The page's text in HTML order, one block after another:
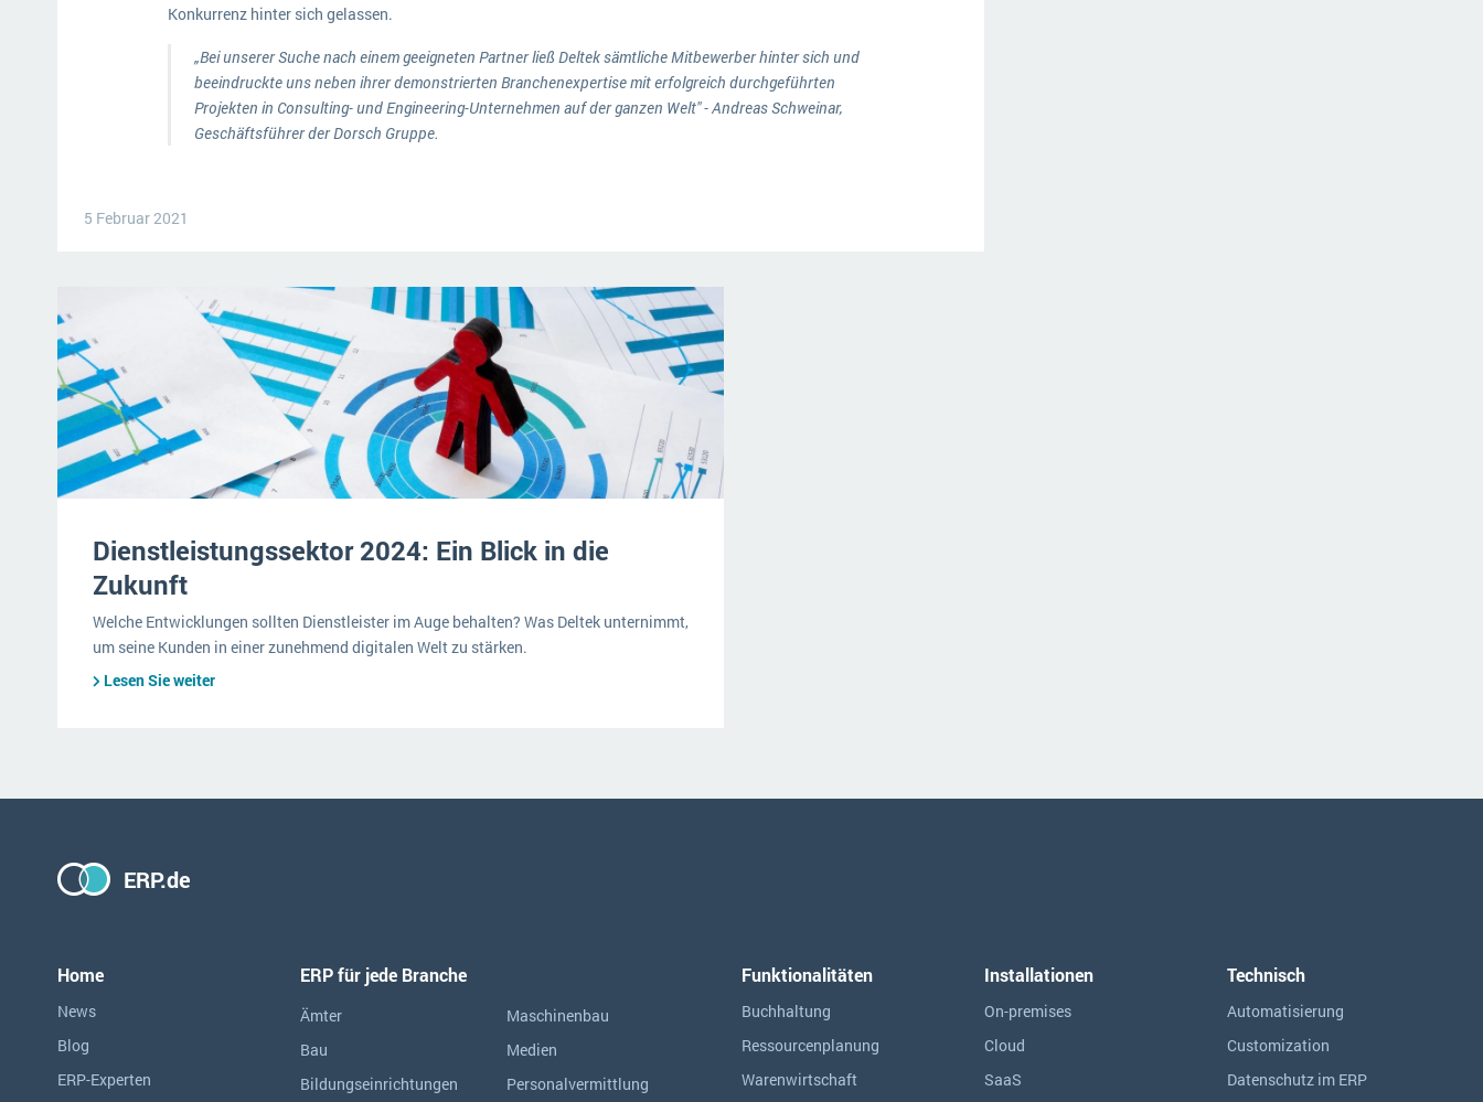
Konkurrenz hinter sich gelassen.
„Bei unserer Suche nach einem geeigneten Partner ließ Deltek sämtliche Mitbewerber hinter sich und
beeindruckte uns neben ihrer demonstrierten Branchenexpertise mit erfolgreich durchgeführten
Projekten in Consulting- und Engineering-Unternehmen auf der ganzen Welt" - Andreas Schweinar,
Geschäftsführer der Dorsch Gruppe.
5 Februar 2021
Dienstleistungssektor 2024: Ein Blick in die
Zukunft
Welche Entwicklungen sollten Dienstleister im Auge behalten? Was Deltek unternimmt,
um seine Kunden in einer zunehmend digitalen Welt zu stärken.
Lesen Sie weiter
ERP.de
Home
News
Blog
ERP-Experten
ERP für jede Branche
Ämter
Bau
Bildungseinrichtungen
Maschinenbau
Medien
Personalvermittlung
Funktionalitäten
Buchhaltung
Ressourcen­planung
Warenwirtschaft
Installationen
On-premises
Cloud
SaaS
Technisch
Automatisierung
Customization
Datenschutz im ERP